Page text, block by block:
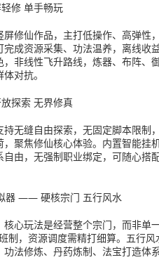
修 单手畅玩
修仙作品，主打低操作、高弹性
成资源采集、功法温养，离线收
非线性飞升路线，炼器、布阵
对抗。
探索 无界修真
无缝自由探索，无固定脚本限制
聚焦修仙核心体验。内置智能
由，无强制职业绑定，可随心搭
器 —— 硬核宗门 五行风水
心玩法是经营整个宗门，而非单
制，资源调度需精打细算。五行
法修炼、丹药炼制、法宝打造